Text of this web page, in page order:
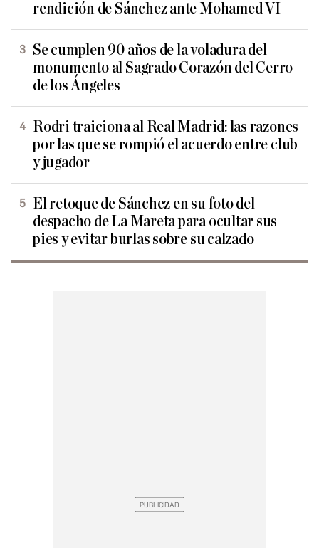
rendición de Sánchez ante Mohamed VI
Se cumplen 90 años de la voladura del
monumento al Sagrado Corazón del Cerro
de los Ángeles
Rodri traiciona al Real Madrid: las razones
por las que se rompió el acuerdo entre club
y jugador
El retoque de Sánchez en su foto del
despacho de La Mareta para ocultar sus
pies y evitar burlas sobre su calzado